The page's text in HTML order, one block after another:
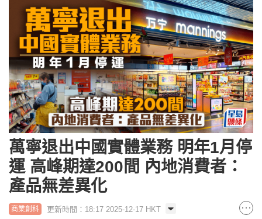
萬寧退出中國實體業務 明年1月停
運 高峰期達200間 內地消費者：
產品無差異化
商業創科 更新時間：18:17 2025-12-17 HKT